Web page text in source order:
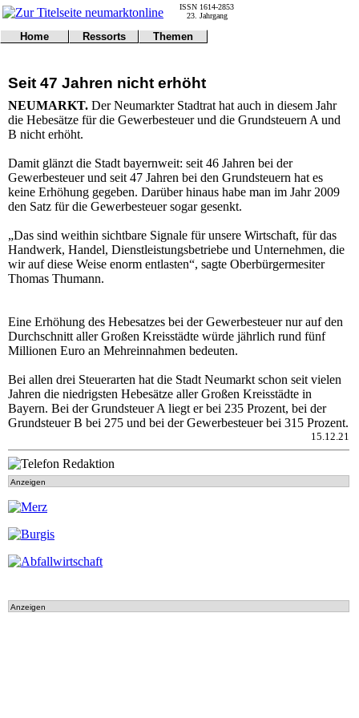
Seit 47 Jahren nicht erhöht
NEUMARKT. Der Neumarkter Stadtrat hat auch in diesem Jahr
die Hebesätze für die Gewerbesteuer und die Grundsteuern A und
B nicht erhöht.
Damit glänzt die Stadt bayernweit: seit 46 Jahren bei der
Gewerbesteuer und seit 47 Jahren bei den Grundsteuern hat es
keine Erhöhung gegeben. Darüber hinaus habe man im Jahr 2009
den Satz für die Gewerbesteuer sogar gesenkt.
„Das sind weithin sichtbare Signale für unsere Wirtschaft, für das
Handwerk, Handel, Dienstleistungsbetriebe und Unternehmen, die
wir auf diese Weise enorm entlasten“, sagte Oberbürgermesiter
Thomas Thumann.
Eine Erhöhung des Hebesatzes bei der Gewerbesteuer nur auf den
Durchschnitt aller Großen Kreisstädte würde jährlich rund fünf
Millionen Euro an Mehreinnahmen bedeuten.
Bei allen drei Steuerarten hat die Stadt Neumarkt schon seit vielen
Jahren die niedrigsten Hebesätze aller Großen Kreisstädte in
Bayern. Bei der Grundsteuer A liegt er bei 235 Prozent, bei der
Grundsteuer B bei 275 und bei der Gewerbesteuer bei 315 Prozent.
15.12.21
Anzeigen
Anzeigen
ISSN 1614-2853
23. Jahrgang
Home
Notfall
Impressum
Ressorts
Wirtschaft
Sport
Polizei
Themen
Gericht
Online
Gesundheit
Statistiken
@NM
Freizeit
Leute
Schule
Eilmeldungen